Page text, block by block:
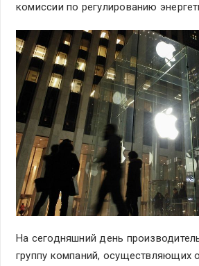
комиссии по регулированию
На сегодняшний день
группу компаний, осуществляющих